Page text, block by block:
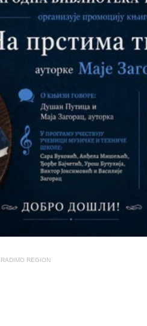
REGION